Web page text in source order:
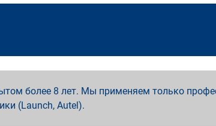
более 8 лет. Мы применяем только
(Launch, Autel).